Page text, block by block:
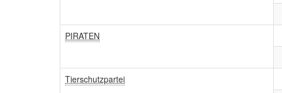
PIRATEN
Tierschutzpartei